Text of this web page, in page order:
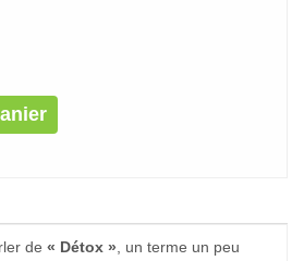
de « Détox », un terme un peu